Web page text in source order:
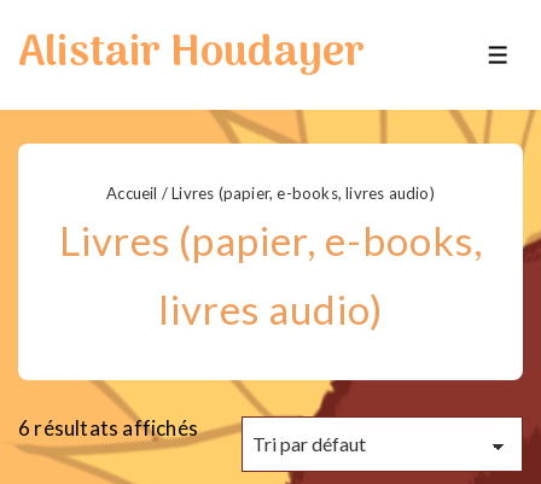
passer
Alistair Houdayer
Accueil / Livres (papier, e-books, livres audio)
Livres (papier, e-books,
livres audio)
6 résultats affichés